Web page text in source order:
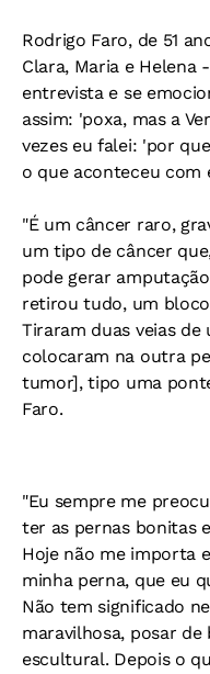
Rodrigo Faro, de 51
Clara, Maria e
entrevista e se
assim: 'poxa, mas a
vezes eu falei: 'por
o que aconteceu com
"É um câncer raro,
um tipo de câncer
pode gerar
retirou tudo, um
Tiraram duas veias
colocaram na outra
tumor], tipo uma
Faro.
"Eu sempre me
ter as pernas bonitas
Hoje não me importa
minha perna, que eu
Não tem significado
maravilhosa, posar
escultural. Depois o